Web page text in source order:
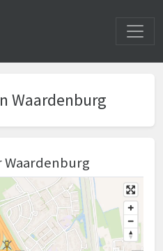
Waardenburg
Waardenburg